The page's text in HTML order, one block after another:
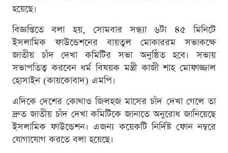
হয়েছে।
বিজ্ঞপ্তিতে বলা হয়, সোমবার সন্ধ্যা ৬টা ৪৫ মিনিটে
ইসলামিক ফাউন্ডেশনের বায়তুল মোকাররম সভাকক্ষে
জাতীয় চাঁদ দেখা কমিটির সভা অনুষ্ঠিত হবে। সভায়
সভাপতিত্ব করবেন ধর্ম বিষয়ক মন্ত্রী কাজী শাহ মোফাজ্জাল
হোসাইন (কায়কোবাদ) এমপি।
এদিকে দেশের কোথাও জিলহজ মাসের চাঁদ দেখা গেলে তা
দ্রুত জাতীয় চাঁদ দেখা কমিটিকে জানাতে অনুরোধ জানিয়েছে
ইসলামিক ফাউন্ডেশন। এজন্য কয়েকটি নির্দিষ্ট ফোন নম্বরে
যোগাযোগ করতে বলা হয়েছে।